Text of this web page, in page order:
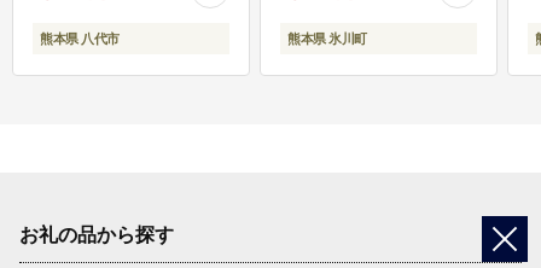
熊本県 八代市 熊本県 氷川町
お礼の品から探す